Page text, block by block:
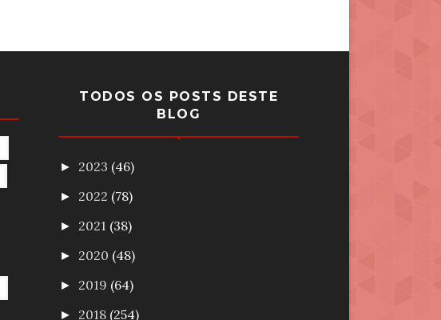
TODOS OS POSTS DESTE
BLOG
► 2023 (46)
► 2022 (78)
► 2021 (38)
► 2020 (48)
► 2019 (64)
► 2018 (254)